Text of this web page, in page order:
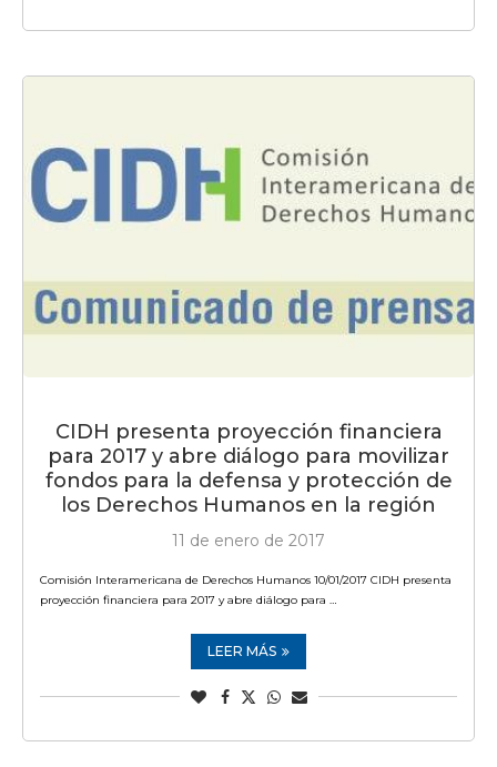
CIDH presenta proyección financiera
para 2017 y abre diálogo para movilizar
fondos para la defensa y protección de
los Derechos Humanos en la región
11 de enero de 2017
Comisión Interamericana de Derechos Humanos 10/01/2017 CIDH presenta
proyección financiera para 2017 y abre diálogo para …
LEER MÁS